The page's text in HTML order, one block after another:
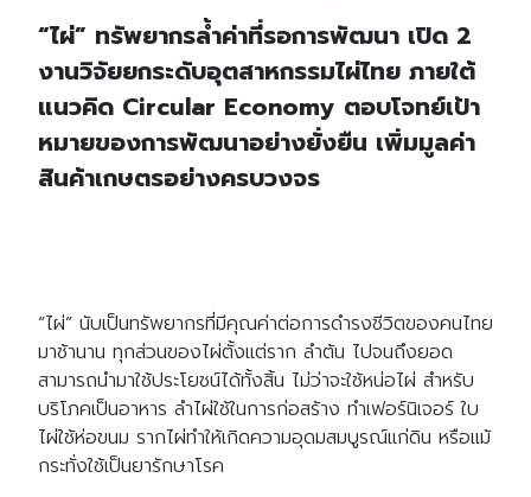
“ไผ่” ทรัพยากรล้ำค่าที่รอการพัฒนา เปิด 2
งานวิจัยยกระดับอุตสาหกรรมไผ่ไทย ภายใต้
แนวคิด Circular Economy ตอบโจทย์เป้า
หมายของการพัฒนาอย่างยั่งยืน เพิ่มมูลค่า
สินค้าเกษตรอย่างครบวงจร
“ไผ่” นับเป็นทรัพยากรที่มีคุณค่าต่อการดำรงชีวิตของคนไทย
มาช้านาน ทุกส่วนของไผ่ตั้งแต่ราก ลำต้น ไปจนถึงยอด
สามารถนำมาใช้ประโยชน์ได้ทั้งสิ้น ไม่ว่าจะใช้หน่อไผ่ สำหรับ
บริโภคเป็นอาหาร ลำไผ่ใช้ในการก่อสร้าง ทำเฟอร์นิเจอร์ ใบ
ไผ่ใช้ห่อขนม รากไผ่ทำให้เกิดความอุดมสมบูรณ์แก่ดิน หรือแม้
กระทั่งใช้เป็นยารักษาโรค